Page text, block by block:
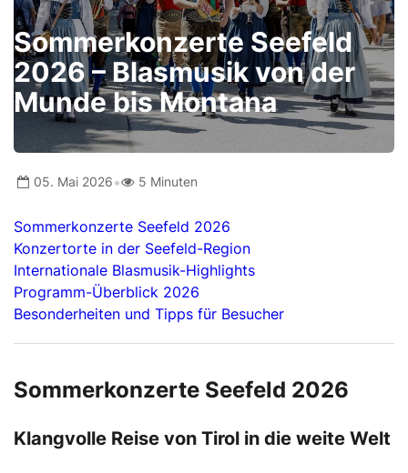
Sommerkonzerte Seefeld
2026 – Blasmusik von der
Munde bis Montana
05. Mai 2026• 5 Minuten
Sommerkonzerte Seefeld 2026
Konzertorte in der Seefeld-Region
Internationale Blasmusik-Highlights
Programm-Überblick 2026
Besonderheiten und Tipps für Besucher
Sommerkonzerte Seefeld 2026
Klangvolle Reise von Tirol in die weite Welt